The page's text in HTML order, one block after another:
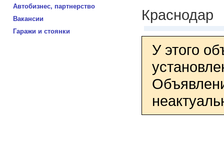
Автобизнес, партнерство
Вакансии
Гаражи и стоянки
Краснодар
У этого